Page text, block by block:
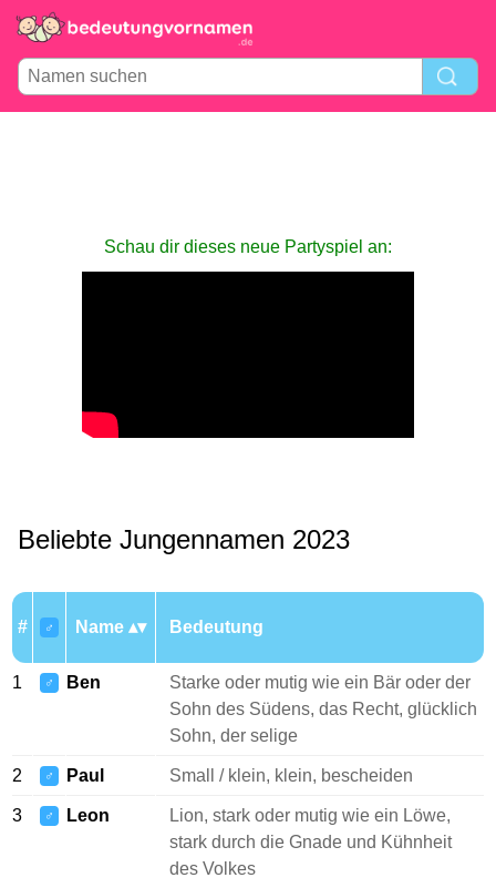
Schau dir dieses neue Partyspiel an:
Beliebte Jungennamen 2023
# ♂ Name Bedeutung
1 ♂ Ben
Starke oder mutig wie ein Bär oder der
Sohn des Südens, das Recht, glücklich
Sohn, der selige
2 ♂ Paul Small / klein, klein, bescheiden
3 ♂ Leon
Lion, stark oder mutig wie ein Löwe,
stark durch die Gnade und Kühnheit
des Volkes